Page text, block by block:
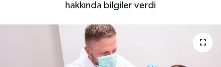
hakkında bilgiler verdi